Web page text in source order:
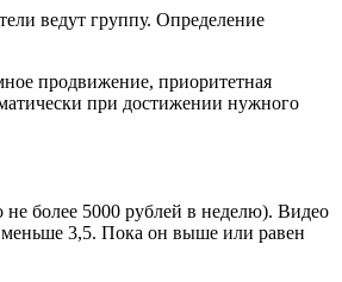
ведут группу. Определение
продвижение, приоритетная
при достижении нужного
более 5000 рублей в неделю). Видео
меньше 3,5. Пока он выше или равен